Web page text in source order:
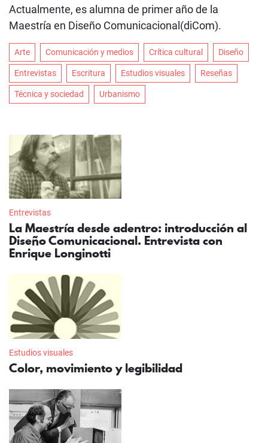
Actualmente, es alumna de primer año de la
Maestría en Diseño Comunicacional(diCom).
Arte Comunicación y medios Crítica cultural Diseño
Entrevistas Escritura Estudios visuales Reseñas
Técnica y sociedad Urbanismo
Entrevistas
La Maestría desde adentro: introducción al
Diseño Comunicacional. Entrevista con
Enrique Longinotti
Estudios visuales
Color, movimiento y legibilidad